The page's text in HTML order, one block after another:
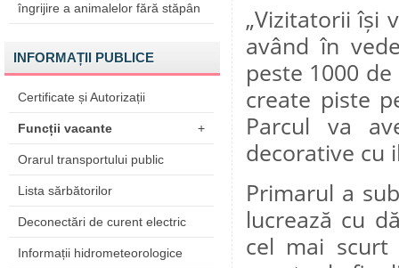
îngrijire a animalelor fără stăpân
INFORMAȚII PUBLICE
Certificate și Autorizații
Funcții vacante +
Orarul transportului public
Lista sărbătorilor
Deconectări de curent electric
Informații hidrometeorologice
„Vizitatorii își
având în
peste 1000
create piste
Parcul va
decorative cu
Primarul a
lucrează cu
cel mai